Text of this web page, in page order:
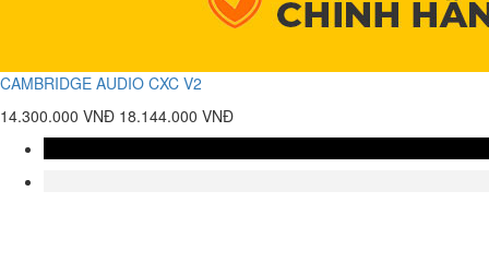
CAMBRIDGE AUDIO CXC V2
14.300.000 VNĐ 18.144.000 VNĐ